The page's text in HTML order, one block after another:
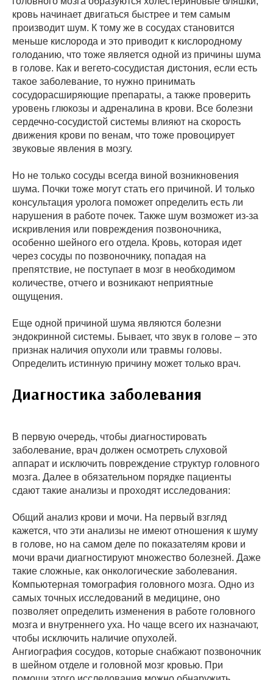
кровь начинает двигаться быстрее и тем самым
производит шум. К тому же в сосудах становится
меньше кислорода и это приводит к кислородному
голоданию, что тоже является одной из причины шума
в голове. Как и вегето-сосудистая дистония, если есть
такое заболевание, то нужно принимать
сосудорасширяющие препараты, а также проверить
уровень глюкозы и адреналина в крови. Все болезни
сердечно-сосудистой системы влияют на скорость
движения крови по венам, что тоже провоцирует
звуковые явления в мозгу.
Но не только сосуды всегда виной возникновения
шума. Почки тоже могут стать его причиной. И только
консультация уролога поможет определить есть ли
нарушения в работе почек. Также шум возможет из-за
искривления или повреждения позвоночника,
особенно шейного его отдела. Кровь, которая идет
через сосуды по позвоночнику, попадая на
препятствие, не поступает в мозг в необходимом
количестве, отчего и возникают неприятные
ощущения.
Еще одной причиной шума являются болезни
эндокринной системы. Бывает, что звук в голове – это
признак наличия опухоли или травмы головы.
Определить истинную причину может только врач.
Диагностика заболевания
В первую очередь, чтобы диагностировать
заболевание, врач должен осмотреть слуховой
аппарат и исключить повреждение структур головного
мозга. Далее в обязательном порядке пациенты
сдают такие анализы и проходят исследования:
Общий анализ крови и мочи. На первый взгляд
кажется, что эти анализы не имеют отношения к шуму
в голове, но на самом деле по показателям крови и
мочи врачи диагностируют множество болезней. Даже
такие сложные, как онкологические заболевания.
Компьютерная томография головного мозга. Одно из
самых точных исследований в медицине, оно
позволяет определить изменения в работе головного
мозга и внутреннего уха. Но чаще всего их назначают,
чтобы исключить наличие опухолей.
Ангиография сосудов, которые снабжают позвоночник
в шейном отделе и головной мозг кровью. При